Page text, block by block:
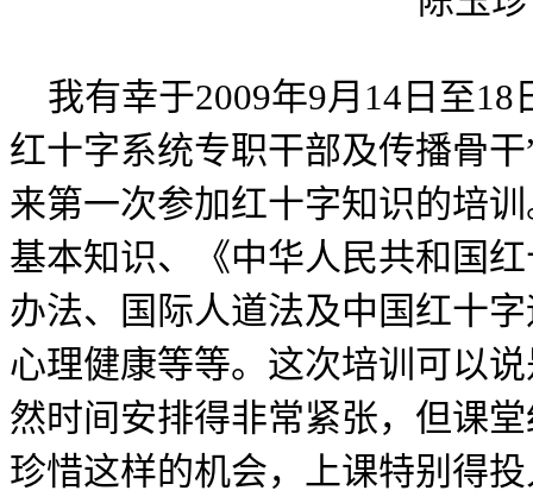
我有幸于2009年9月14日至18
红十字系统专职干部及传播骨
来第一次参加红十字知识的培
基本知识、《中华人民共和国
办法、国际人道法及中国红十
心理健康等等。这次培训可以
然时间安排得非常紧张，但课
珍惜这样的机会，上课特别得